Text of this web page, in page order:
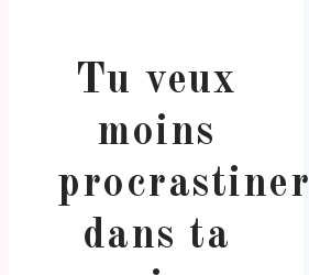
Tu veux
moins
procrastiner
dans ta